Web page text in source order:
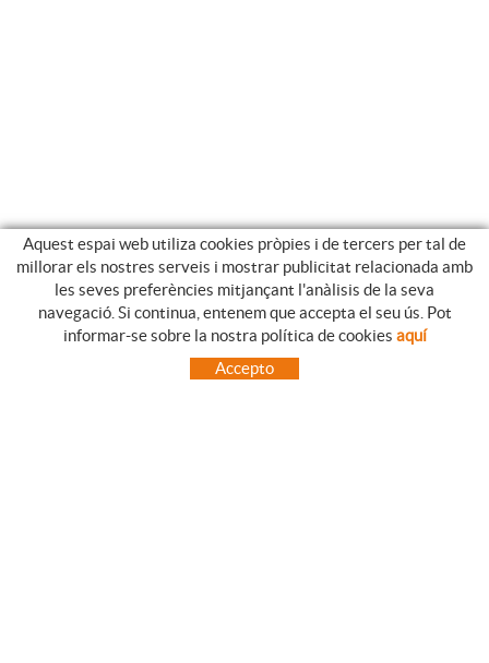
GUIA DE COMPRA
COM UTILITZAR LA NOSTRE BOTIGA ON-LINE
PREGUNTES FREQÜENTS
Aquest espai web utiliza cookies pròpies i de tercers per tal de
millorar els nostres serveis i mostrar publicitat relacionada amb
les seves preferències mitjançant l'anàlisis de la seva
navegació. Si continua, entenem que accepta el seu ús. Pot
informar-se sobre la nostra política de cookies aquí
Accepto